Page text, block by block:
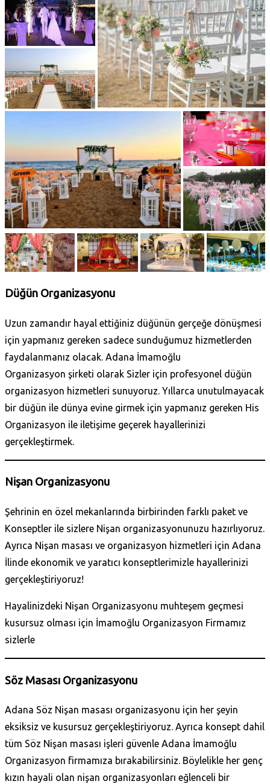
Düğün Organizasyonu
Uzun zamandır hayal ettiğiniz düğünün gerçeğe dönüşmesi
için yapmanız gereken sadece sunduğumuz hizmetlerden
faydalanmanız olacak. Adana İmamoğlu
Organizasyon şirketi olarak Sizler için profesyonel düğün
organizasyon hizmetleri sunuyoruz. Yıllarca unutulmayacak
bir düğün ile dünya evine girmek için yapmanız gereken His
Organizasyon ile iletişime geçerek hayallerinizi
gerçekleştirmek.
Nişan Organizasyonu
Şehrinin en özel mekanlarında birbirinden farklı paket ve
Konseptler ile sizlere Nişan organizasyonunuzu hazırlıyoruz.
Ayrıca Nişan masası ve organizasyon hizmetleri için Adana
İlinde ekonomik ve yaratıcı konseptlerimizle hayallerinizi
gerçekleştiriyoruz!
Hayalinizdeki Nişan Organizasyonu muhteşem geçmesi
kusursuz olması için İmamoğlu Organizasyon Firmamız
sizlerle
Söz Masası Organizasyonu
Adana Söz Nişan masası organizasyonu için her şeyin
eksiksiz ve kusursuz gerçekleştiriyoruz. Ayrıca konsept dahil
tüm Söz Nişan masası işleri güvenle Adana İmamoğlu
Organizasyon firmamıza bırakabilirsiniz. Böylelikle her genç
kızın hayali olan nişan organizasyonları eğlenceli bir